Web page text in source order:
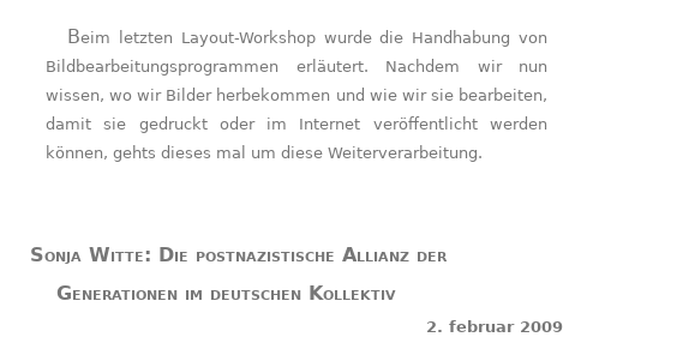
Beim letzten Layout-Workshop wurde die Handhabung von
Bildbearbeitungsprogrammen erläutert. Nachdem wir nun
wissen, wo wir Bilder herbekommen und wie wir sie bearbeiten,
damit sie gedruckt oder im Internet veröffentlicht werden
können, gehts dieses mal um diese Weiterverarbeitung.
Sonja Witte: Die postnazistische Allianz der
Generationen im deutschen Kollektiv
2. februar 2009